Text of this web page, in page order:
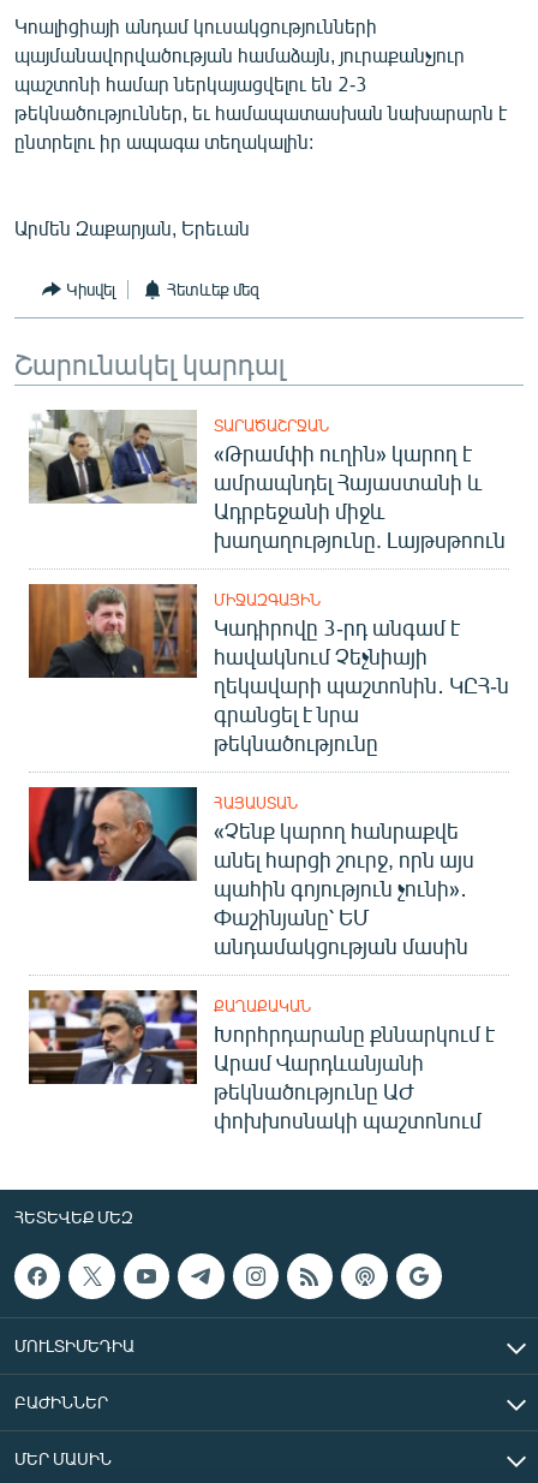
Կոալիցիայի անդամ կուսակցությունների
պայմանավորվածության համաձայն, յուրաքանչյուր
պաշտոնի համար ներկայացվելու են 2-3
թեկնածություններ, եւ համապատասխան նախարարն է
ընտրելու իր ապագա տեղակալին:
Արմեն Զաքարյան, Երեւան
Կիսվել Հետևեք մեզ
Շարունակել կարդալ
ՏԱՐԱԾԱՇՐՋԱՆ
«Թրամփի ուղին» կարող է
ամրապնդել Հայաստանի և
Ադրբեջանի միջև
խաղաղությունը. Լայթսթոուն
ՄԻՋԱԶԳԱՅԻՆ
Կադիրովը 3-րդ անգամ է
հավակնում Չեչնիայի
ղեկավարի պաշտոնին․ ԿԸՀ-ն
գրանցել է նրա
թեկնածությունը
ՀԱՅԱՍՏԱՆ
«Չենք կարող հանրաքվե
անել հարցի շուրջ, որն այս
պահին գոյություն չունի»․
Փաշինյանը՝ ԵՄ
անդամակցության մասին
ՔԱՂԱՔԱԿԱՆ
Խորհրդարանը քննարկում է
Արամ Վարդևանյանի
թեկնածությունը ԱԺ
փոխխոսնակի պաշտոնում
ՀԵՏԵՎԵՔ ՄԵԶ
ՄՈՒԼՏԻՄԵԴԻԱ
ԲԱԺԻՆՆԵՐ
ՄԵՐ ՄԱՍԻՆ